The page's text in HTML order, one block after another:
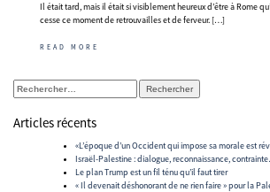
Il était tard, mais il était si visiblement heureux d’être à Rome
cesse ce moment de retrouvailles et de ferveur. […]
READ MORE
Rechercher :
Articles récents
«L’époque d’un Occident qui impose sa morale est
Israël-Palestine : dialogue, reconnaissance,
Le plan Trump est un fil ténu qu’il faut tirer
« Il devenait déshonorant de ne rien faire » pour la